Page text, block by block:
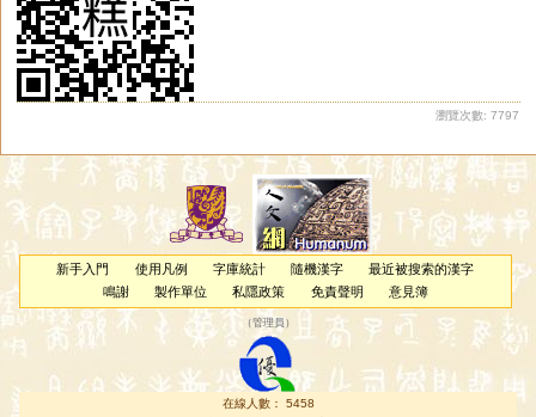
瀏覽次數: 7797
新手入門 使用凡例 字庫統計 隨機漢字
最近被搜索的漢字
鳴謝
製作單位 私隱政策 免責聲明 意見簿
（管理員 ）
在線人數： 5458